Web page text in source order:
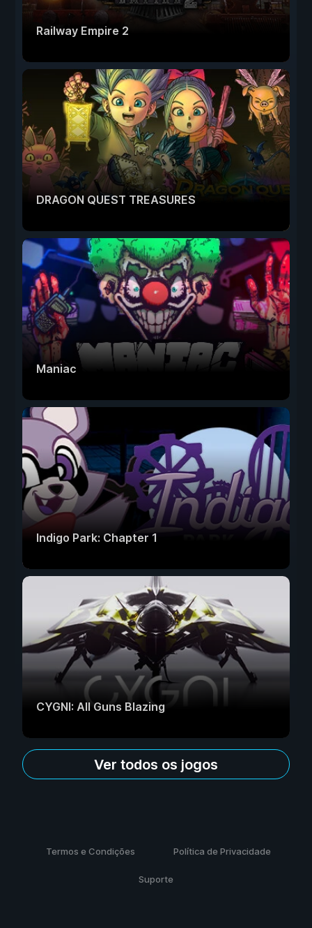
Railway Empire 2
DRAGON QUEST TREASURES
Maniac
Indigo Park: Chapter 1
CYGNI: All Guns Blazing
Ver todos os jogos
Termos e Condições Política de Privacidade
Suporte